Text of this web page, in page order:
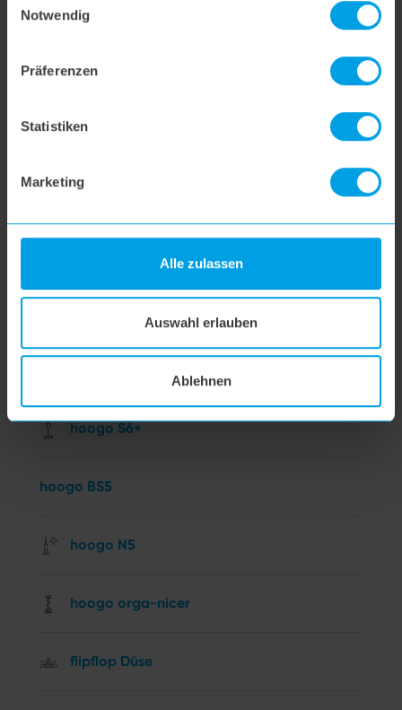
Notwendig
Präferenzen
Statistiken
Marketing
Alle zulassen
Auswahl erlauben
Ablehnen
Weitere Fragen
hoogo R2
hoogo B3+
hoogo S3
hoogo S6+
hoogo BS5
hoogo N5
hoogo orga-nicer
flipflop Düse